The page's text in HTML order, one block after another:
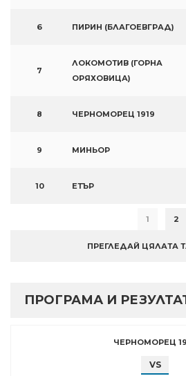
6 ПИРИН (БЛАГОЕВГРАД)
7
ЛОКОМОТИВ (ГОРНА
ОРЯХОВИЦА)
8 ЧЕРНОМОРЕЦ 1919
9 МИНЬОР
10 ЕТЪР
1 2
ПРЕГЛЕДАЙ ЦЯЛАТА
ПРОГРАМА И
ЧЕРНОМОРЕЦ
VS